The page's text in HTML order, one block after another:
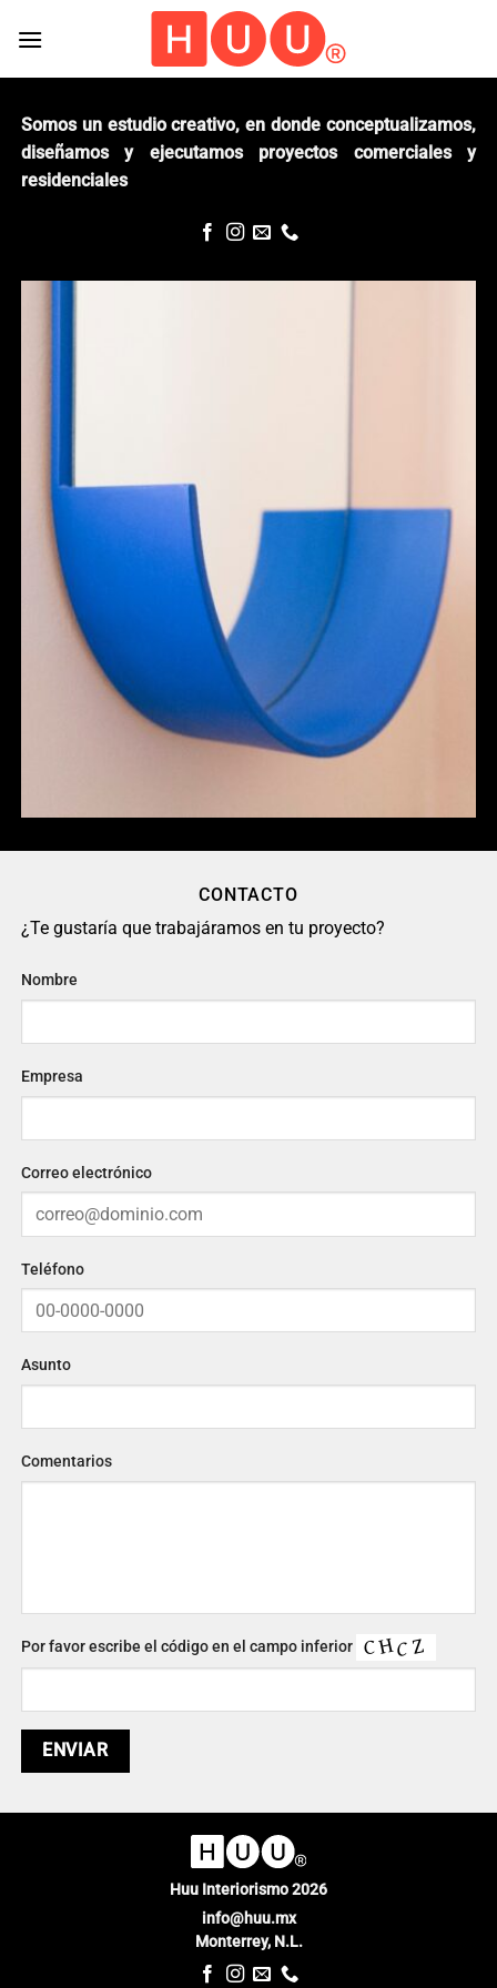
Somos un estudio creativo, en donde conceptualizamos,
diseñamos y ejecutamos proyectos comerciales y
residenciales
CONTACTO
¿Te gustaría que trabajáramos en tu proyecto?
Nombre
Empresa
Correo electrónico
Teléfono
Asunto
Comentarios
Por favor escribe el código en el campo inferior
Huu Interiorismo 2026
info@huu.mx
Monterrey, N.L.